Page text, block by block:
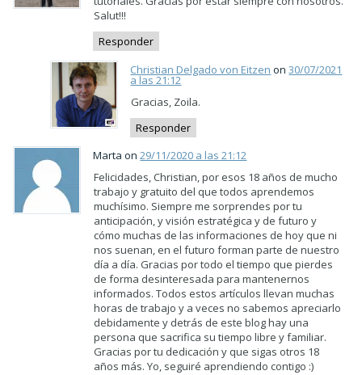
Salut!!!
Responder
Christian Delgado von Eitzen on30/07/2021
a las 21:12
Gracias, Zoila.
Responder
Marta on29/11/2020 a las 21:12
Felicidades, Christian, por esos 18 años de mucho
trabajo y gratuito del que todos aprendemos
muchísimo. Siempre me sorprendes por tu
anticipación, y visión estratégica y de futuro y
cómo muchas de las informaciones de hoy que ni
nos suenan, en el futuro forman parte de nuestro
día a día. Gracias por todo el tiempo que pierdes
de forma desinteresada para mantenernos
informados. Todos estos artículos llevan muchas
horas de trabajo y a veces no sabemos apreciarlo
debidamente y detrás de este blog hay una
persona que sacrifica su tiempo libre y familiar.
Gracias por tu dedicación y que sigas otros 18
años más. Yo, seguiré aprendiendo contigo :)